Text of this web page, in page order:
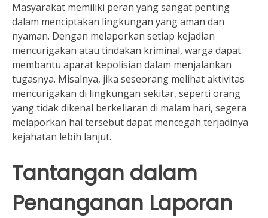
Masyarakat memiliki peran yang sangat penting
dalam menciptakan lingkungan yang aman dan
nyaman. Dengan melaporkan setiap kejadian
mencurigakan atau tindakan kriminal, warga dapat
membantu aparat kepolisian dalam menjalankan
tugasnya. Misalnya, jika seseorang melihat aktivitas
mencurigakan di lingkungan sekitar, seperti orang
yang tidak dikenal berkeliaran di malam hari, segera
melaporkan hal tersebut dapat mencegah terjadinya
kejahatan lebih lanjut.
Tantangan dalam
Penanganan Laporan